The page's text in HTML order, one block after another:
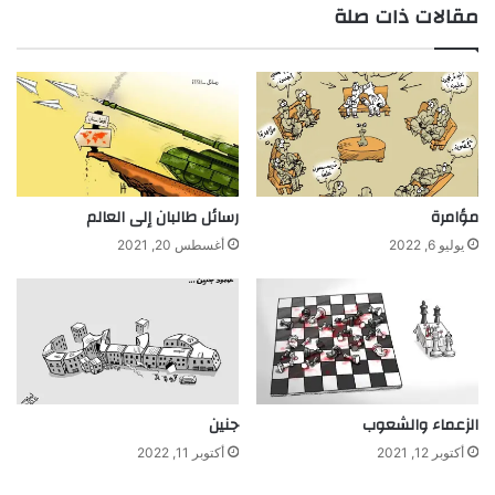
مقالات ذات صلة
مؤامرة
يوليو 6, 2022
رسائل طالبان إلى العالم
أغسطس 20, 2021
الزعماء والشعوب
أكتوبر 12, 2021
جنين
أكتوبر 11, 2022